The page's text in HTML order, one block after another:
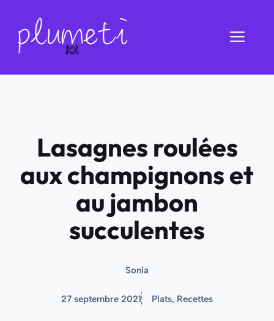
contenu
Lasagnes roulées
aux champignons et
au jambon
succulentes
Sonia
27 septembre 2021 Plats, Recettes